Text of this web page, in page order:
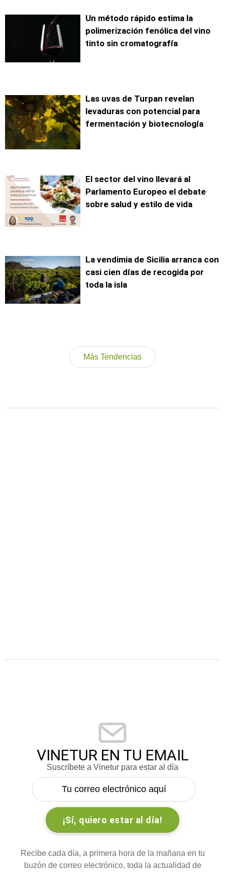
Un método rápido estima la
polimerización fenólica del vino
tinto sin cromatografía
Las uvas de Turpan revelan
levaduras con potencial para
fermentación y biotecnología
El sector del vino llevará al
Parlamento Europeo el debate
sobre salud y estilo de vida
La vendimia de Sicilia arranca con
casi cien días de recogida por
toda la isla
Más Tendencias
VINETUR EN TU EMAIL
Suscríbete a Vinetur para estar al día
Recibe cada día, a primera hora de la mañana en tu
buzón de correo electrónico, toda la actualidad de